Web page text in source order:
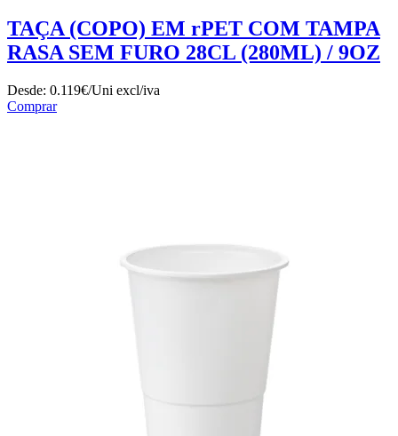
TAÇA (COPO) EM rPET COM TAMPA
RASA SEM FURO 28CL (280ML) / 9OZ
Desde: 0.119€/Uni excl/iva
Comprar